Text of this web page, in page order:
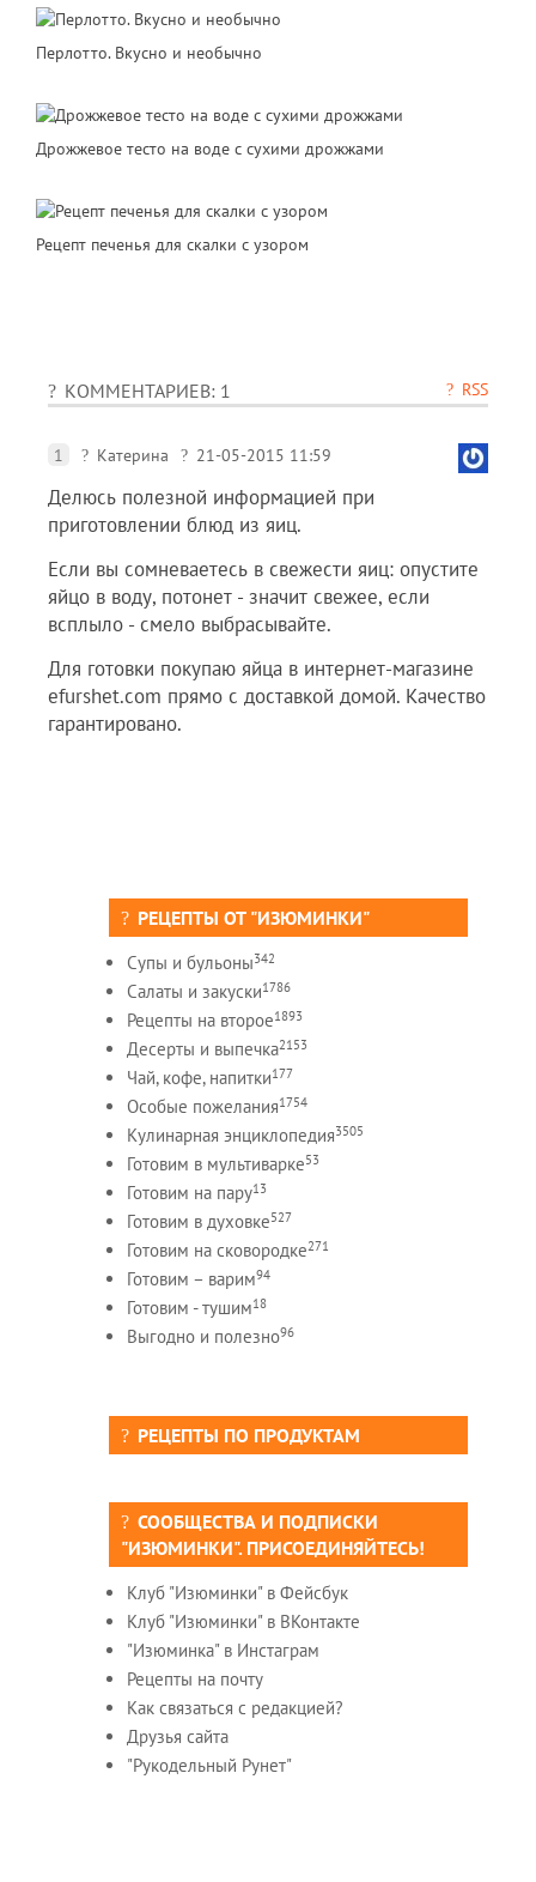
Перлотто. Вкусно и необычно
Дрожжевое тесто на воде с сухими дрожжами
Рецепт печенья для скалки с узором
КОММЕНТАРИЕВ: 1 RSS
1 Катерина 21-05-2015 11:59
Делюсь полезной информацией при
приготовлении блюд из яиц.
Если вы сомневаетесь в свежести яиц: опустите
яйцо в воду, потонет - значит свежее, если
всплыло - смело выбрасывайте.
Для готовки покупаю яйца в интернет-магазине
efurshet.com прямо с доставкой домой. Качество
гарантировано.
РЕЦЕПТЫ ОТ "ИЗЮМИНКИ"
Супы и бульоны342
Салаты и закуски1786
Рецепты на второе1893
Десерты и выпечка2153
Чай, кофе, напитки177
Особые пожелания1754
Кулинарная энциклопедия3505
Готовим в мультиварке53
Готовим на пару13
Готовим в духовке527
Готовим на сковородке271
Готовим – варим94
Готовим - тушим18
Выгодно и полезно96
РЕЦЕПТЫ ПО ПРОДУКТАМ
СООБЩЕСТВА И ПОДПИСКИ
"ИЗЮМИНКИ". ПРИСОЕДИНЯЙТЕСЬ!
Клуб "Изюминки" в Фейсбук
Клуб "Изюминки" в ВКонтакте
"Изюминка" в Инстаграм
Рецепты на почту
Как связаться с редакцией?
Друзья сайта
"Рукодельный Рунет"